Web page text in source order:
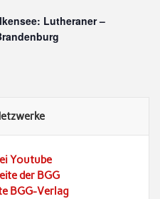
Lutheraner –
Youtube
der BGG
BGG-Verlag